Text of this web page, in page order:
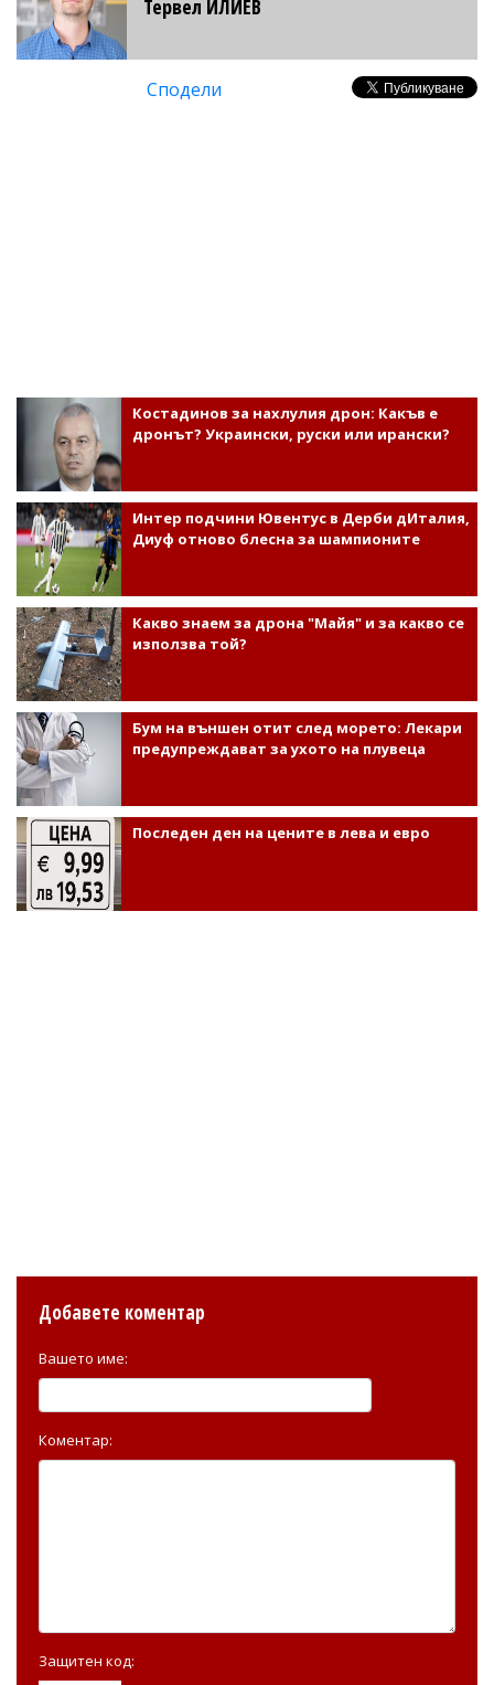
Тервел ИЛИЕВ
Сподели
Костадинов за нахлулия дрон: Какъв е
дронът? Украински, руски или ирански?
Интер подчини Ювентус в Дерби дИталия,
Диуф отново блесна за шампионите
Какво знаем за дрона "Майя" и за какво се
използва той?
Бум на външен отит след морето: Лекари
предупреждават за ухото на плувеца
Последен ден на цените в лева и евро
Добавете коментар
Вашето име:
Коментар:
Защитен код: